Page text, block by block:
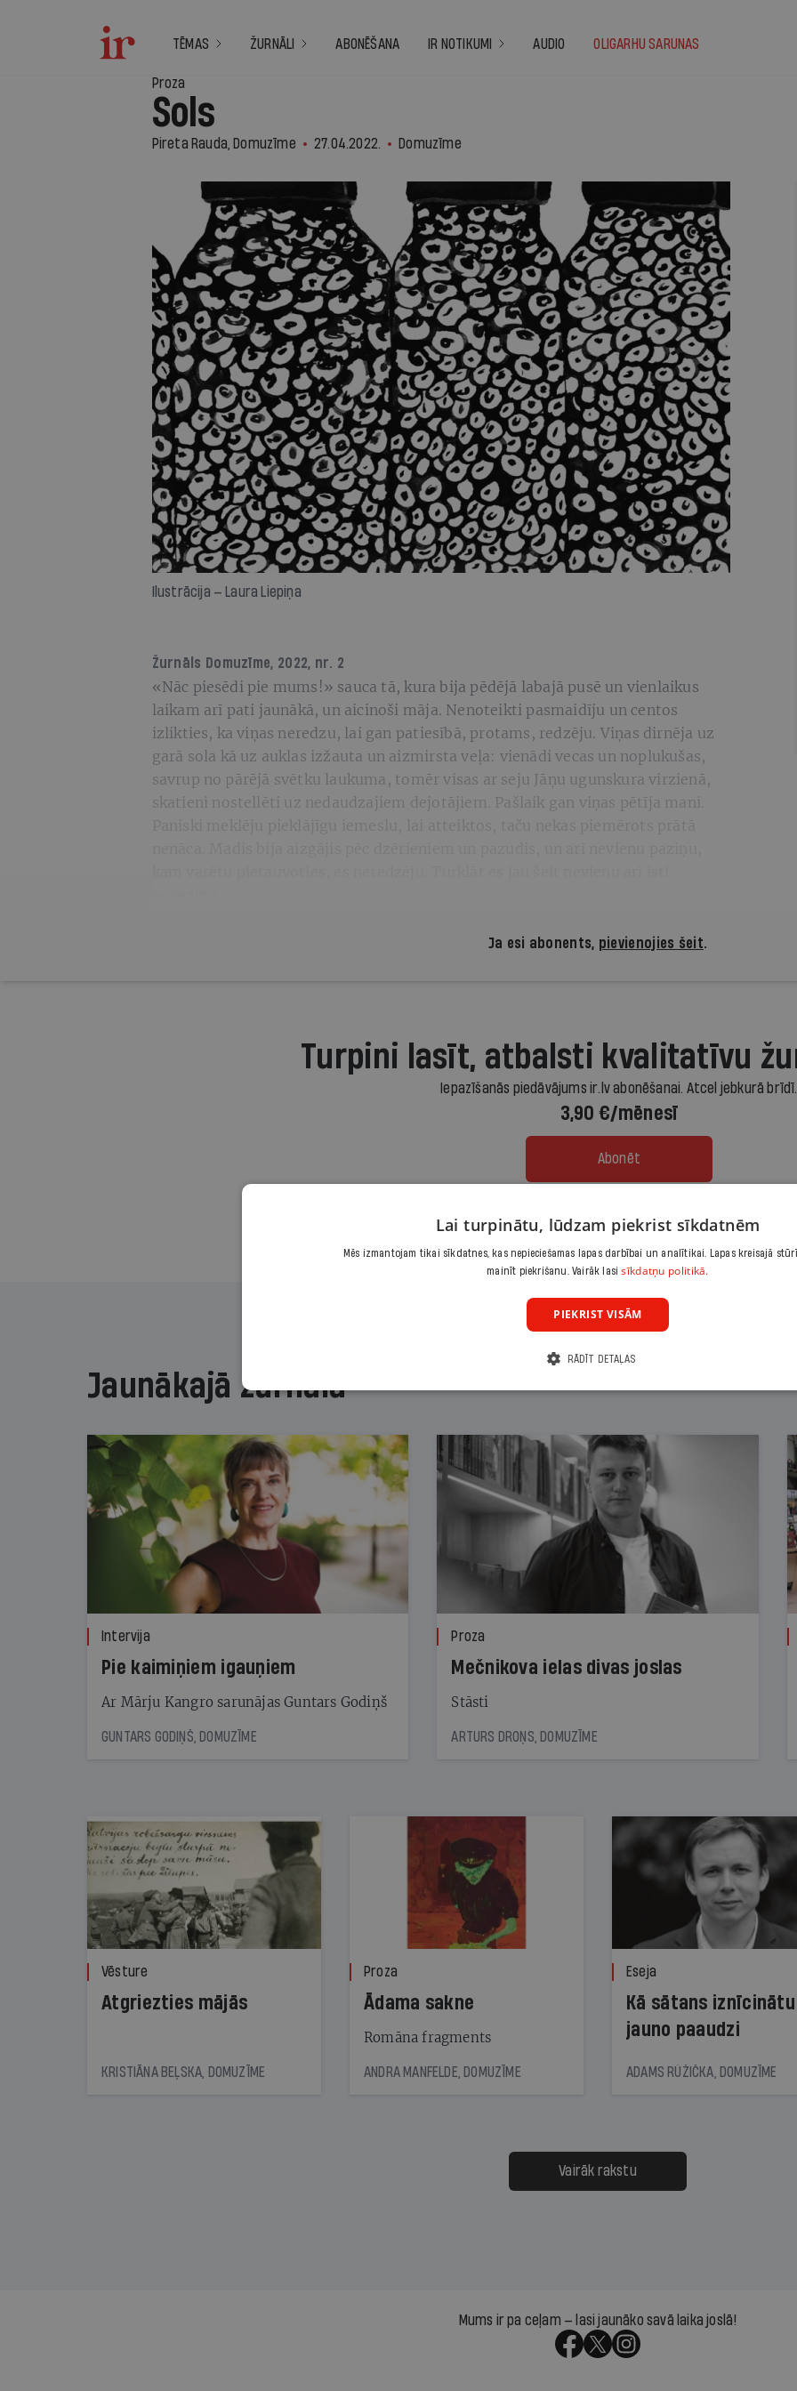
TĒMAS ŽURNĀLI ABONĒŠANA IR NOTIKUMI AUDIO OLIGARHU SARUNAS
Proza
Sols
Pireta Rauda, Domuzīme 27.04.2022. Domuzīme
Ilustrācija — Laura Liepiņa
Žurnāls Domuzīme, 2022, nr. 2
«Nāc piesēdi pie mums!» sauca tā, kura bija pēdējā labajā pusē un vienlaikus
laikam arī pati jaunākā, un aicinoši māja. Nenoteikti pasmaidīju un centos
izlikties, ka viņas neredzu, lai gan patiesībā, protams, redzēju. Viņas dirnēja uz
garā sola kā uz auklas izžauta un aizmirsta veļa: vienādi vecas un noplukušas,
savrup no pārējā svētku laukuma, tomēr visas ar seju Jāņu ugunskura virzienā,
skatieni nostellēti uz nedaudzajiem dejotājiem. Pašlaik gan viņas pētīja mani.
Paniski meklēju pieklājīgu iemeslu, lai atteiktos, taču nekas piemērots prātā
Ja esi abonents, pievienojies šeit.
Turpini lasīt, atbalsti kvalitatīvu
Iepazīšanās piedāvājums ir.lv abonēšanai. Atcel jebkurā brīdī.
3,90 €/mēnesī
Abonēt
Citas abonēšanas iespējas meklē šeit
Jaunākajā žurnālā
Intervija
Pie kaimiņiem igauņiem
Ar Mārju Kangro sarunājas Guntars Godiņš
GUNTARS GODIŅŠ, DOMUZĪME
Proza
Mečnikova ielas divas joslas
Stāsti
ARTURS DROŅS, DOMUZĪME
Vēsture
Atgriezties mājās
KRISTIĀNA BEĻSKA, DOMUZĪME
Proza
Ādama sakne
Romāna fragments
ANDRA MANFELDE, DOMUZĪME
Eseja
Kā sātans iznīcinātu
jauno paaudzi
ADAMS RŪŽIČKA, DOMUZĪME
Vairāk rakstu
Mums ir pa ceļam — lasi jaunāko savā laika joslā!
Lai turpinātu, lūdzam piekrist sīkdatnēm
Mēs izmantojam tikai sīkdatnes, kas nepieciešamas lapas darbībai un analītikai. Lapas kreisajā
mainīt piekrišanu. Vairāk lasisīkdatņu politikā.
PIEKRIST VISĀM
RĀDĪT DETAĻAS